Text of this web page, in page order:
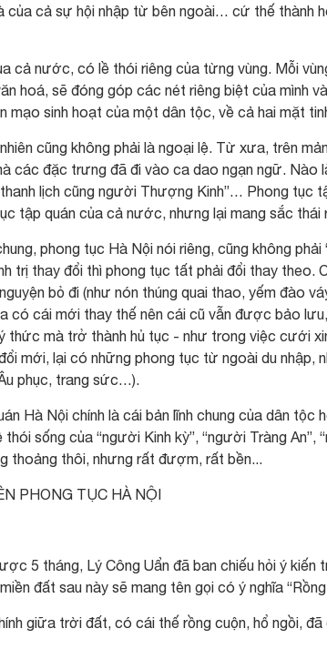
của cả sự hội nhập từ bên ngoài… cứ thế thành
cả nước, có lề thói riêng của từng vùng. Mỗi
hoá, sẽ đóng góp các nét riêng biệt của mình
mạo sinh hoạt của một dân tộc, về cả hai mặt
cũng không phải là ngoại lệ. Từ xưa, trên
các đặc trưng đã đi vào ca dao ngạn ngữ. Nào
thanh lịch cũng người Thượng Kinh”… Phong tục
tập quán của cả nước, nhưng lại mang sắc thái
phong tục Hà Nội nói riêng, cũng không phải
trị thay đổi thì phong tục tất phải đổi thay theo.
bỏ đi (như nón thúng quai thao, yếm đào
có cái mới thay thế nên cái cũ vẫn được bảo
mà trở thành hủ tục - như trong việc cưới
mới, lại có những phong tục từ ngoài du nhập,
phục, trang sức…).
Hà Nội chính là cái bản lĩnh chung của dân
thói sống của “người Kinh kỳ”, “người Tràng An”,
thoảng thôi, nhưng rất đượm, rất bền...
PHONG TỤC HÀ NỘI
5 tháng, Lý Công Uẩn đã ban chiếu hỏi ý kiến
đất sau này sẽ mang tên gọi có ý nghĩa “Rồng
giữa trời đất, có cái thế rồng cuộn, hổ ngồi,